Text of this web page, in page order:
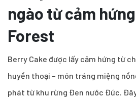
ngào từ cảm
Forest
Berry Cake được lấy cảm hứng từ
huyền thoại – món tráng miệng
phát từ khu rừng Đen nước Đức.